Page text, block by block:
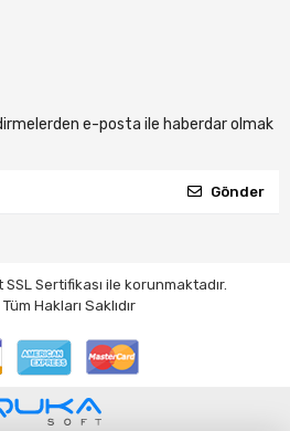
e-posta ile haberdar olmak
Gönder
Sertifikası ile korunmaktadır.
Tüm Hakları Saklıdır